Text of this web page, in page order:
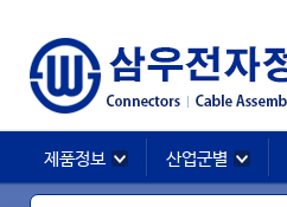
제품정보 산업군별